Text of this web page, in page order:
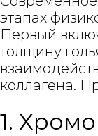
этапах
Первый
толщину
коллагена.
1.